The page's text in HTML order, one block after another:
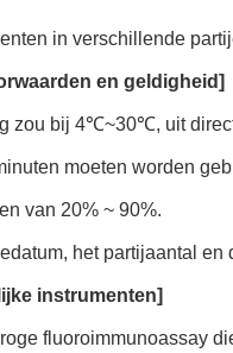
in verschillende
en geldigheid]
zou bij 4℃~30℃, uit
moeten worden
van 20% ~ 90%.
het partijaantal
instrumenten]
fluoroimmunoassay